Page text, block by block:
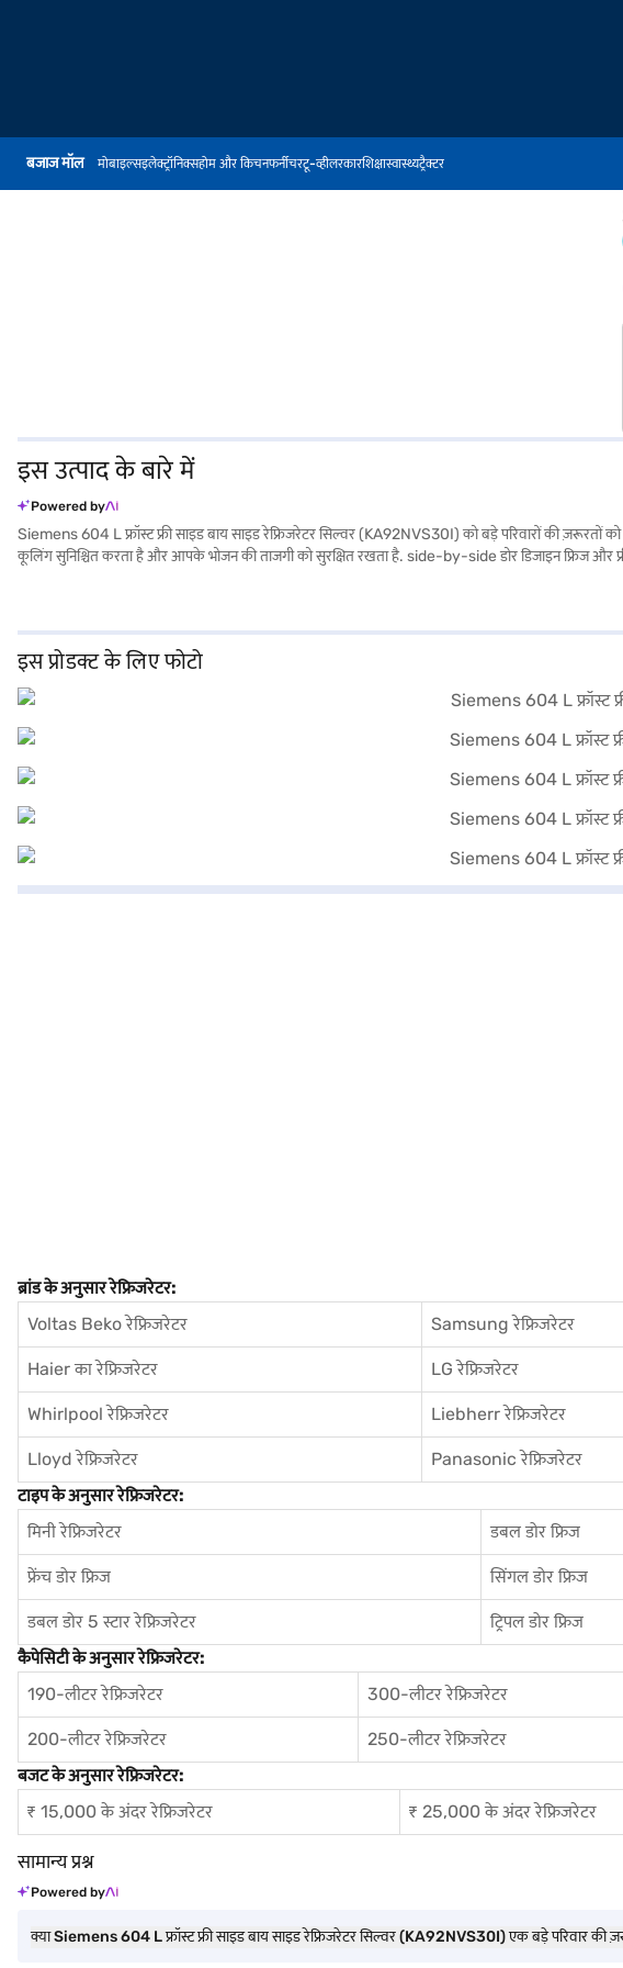
बजाज मॉल मोबाइल्सइलेक्ट्रॉनिक्सहोम और किचनफर्नीचरटू-व्हीलरकारशिक्षास्वास्थ्यट्रैक्टर
इस उत्पाद के बारे में
Powered by
Siemens 604 L फ्रॉस्ट फ्री साइड बाय साइड रेफ्रिजरेटर सिल्वर (KA92NVS30I) को बड़े परिवारों की ज़रूरतों को
कूलिंग सुनिश्चित करता है और आपके भोजन की ताजगी को सुरक्षित रखता है. side-by-side डोर डिजाइन फ्रिज और
समाधान चाहने वाले लोगों के लिए आदर्श, आप बजाज फाइनेंस पर विकल्पों पर विचार कर सकते हैं या अपनी खरीद
इस प्रोडक्ट के लिए फोटो
ब्रांड के अनुसार रेफ्रिजरेटर:
Voltas Beko रेफ्रिजरेटर
Samsung रेफ्रिजरेटर
Haier का रेफ्रिजरेटर LG रेफ्रिजरेटर
Whirlpool रेफ्रिजरेटर Liebherr रेफ्रिजरेटर
Lloyd रेफ्रिजरेटर
Panasonic रेफ्रिजरेटर
टाइप के अनुसार रेफ्रिजरेटर:
मिनी रेफ्रिजरेटर
डबल डोर फ्रिज
फ्रेंच डोर फ्रिज सिंगल डोर फ्रिज
डबल डोर 5 स्टार रेफ्रिजरेटर ट्रिपल डोर फ्रिज
कैपेसिटी के अनुसार रेफ्रिजरेटर:
190-लीटर रेफ्रिजरेटर
300-लीटर रेफ्रिजरेटर
200-लीटर रेफ्रिजरेटर 250-लीटर रेफ्रिजरेटर
बजट के अनुसार रेफ्रिजरेटर:
₹ 15,000 के अंदर रेफ्रिजरेटर
₹ 25,000 के अंदर रेफ्रिजरेटर
सामान्य प्रश्न
Powered by
क्या Siemens 604 L फ्रॉस्ट फ्री साइड बाय साइड रेफ्रिजरेटर सिल्वर (KA92NVS30I) एक बड़े परिवार की